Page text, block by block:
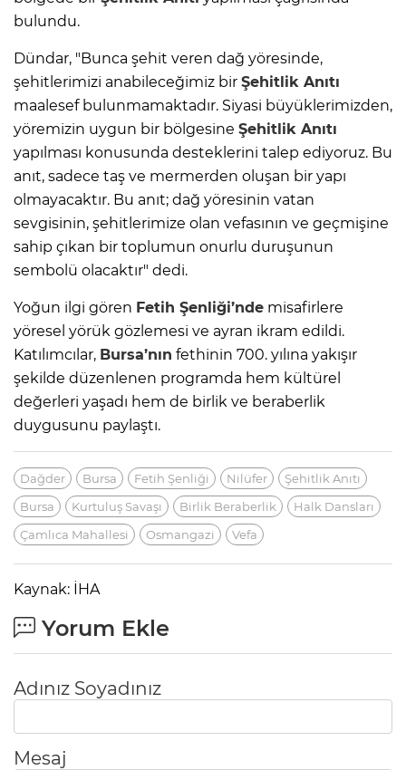
bulundu.
Dündar, "Bunca şehit veren dağ yöresinde,
şehitlerimizi anabileceğimiz bir Şehitlik Anıtı
maalesef bulunmamaktadır. Siyasi büyüklerimizden,
yöremizin uygun bir bölgesine Şehitlik Anıtı
yapılması konusunda desteklerini talep ediyoruz. Bu
anıt, sadece taş ve mermerden oluşan bir yapı
olmayacaktır. Bu anıt; dağ yöresinin vatan
sevgisinin, şehitlerimize olan vefasının ve geçmişine
sahip çıkan bir toplumun onurlu duruşunun
sembolü olacaktır" dedi.
Yoğun ilgi gören Fetih Şenliği’nde misafirlere
yöresel yörük gözlemesi ve ayran ikram edildi.
Katılımcılar, Bursa’nın fethinin 700. yılına yakışır
şekilde düzenlenen programda hem kültürel
değerleri yaşadı hem de birlik ve beraberlik
duygusunu paylaştı.
Dağder Bursa Fetih Şenliği Nilüfer
Şehitlik Anıtı
Bursa
Kurtuluş Savaşı Birlik Beraberlik
Halk Dansları
Çamlıca Mahallesi
Osmangazi Vefa
Kaynak: İHA
Yorum Ekle
Adınız Soyadınız
Mesaj